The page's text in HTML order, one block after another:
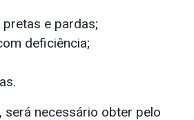
e pardas;
deficiência;
será necessário obter pelo